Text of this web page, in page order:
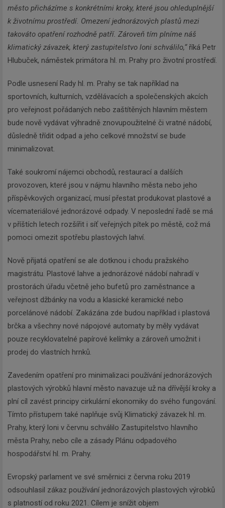
město přicházíme s konkrétními kroky, které jsou ohleduplnější
k životnímu prostředí. Omezení jednorázových plastů mezi
takováto opatření rozhodně patří. Zároveň tím plníme náš
klimatický závazek, který zastupitelstvo loni schválilo,“ říká Petr
Hlubuček, náměstek primátora hl. m. Prahy pro životní prostředí.
Podle usnesení Rady hl. m. Prahy se tak například na
sportovních, kulturních, vzdělávacích a společenských akcích
pro veřejnost pořádaných nebo zaštítěných hlavním městem
bude nově vydávat výhradně znovupoužitelné či vratné nádobí,
důsledně třídit odpad a jeho celkové množství se bude
minimalizovat.
Také soukromí nájemci obchodů, restaurací a dalších
provozoven, které jsou v nájmu hlavního města nebo jeho
příspěvkových organizací, musí přestat produkovat plastové a
vícemateriálové jednorázové odpady. V neposlední řadě se má
v příštích letech rozšířit i síť veřejných pítek po městě, což má
pomoci omezit spotřebu plastových lahví.
Nově přijatá opatření se ale dotknou i chodu pražského
magistrátu. Plastové lahve a jednorázové nádobí nahradí v
prostorách úřadu včetně jeho bufetů pro zaměstnance a
veřejnost džbánky na vodu a klasické keramické nebo
porcelánové nádobí. Zakázána zde budou například i plastová
brčka a všechny nové nápojové automaty by měly vydávat
pouze recyklovatelné papírové kelímky a zároveň umožnit i
prodej do vlastních hrnků.
Zavedením opatření pro minimalizaci používání jednorázových
plastových výrobků hlavní město navazuje už na dřívější kroky a
plní cíl zavést principy cirkulární ekonomiky do svého fungování.
Tímto přístupem také naplňuje svůj Klimatický závazek hl. m.
Prahy, který loni v červnu schválilo Zastupitelstvo hlavního
města Prahy, nebo cíle a zásady Plánu odpadového
hospodářství hl. m. Prahy.
Evropský parlament ve své směrnici z června roku 2019
odsouhlasil zákaz používání jednorázových plastových výrobků
s platností od roku 2021. Cílem je snížit objem